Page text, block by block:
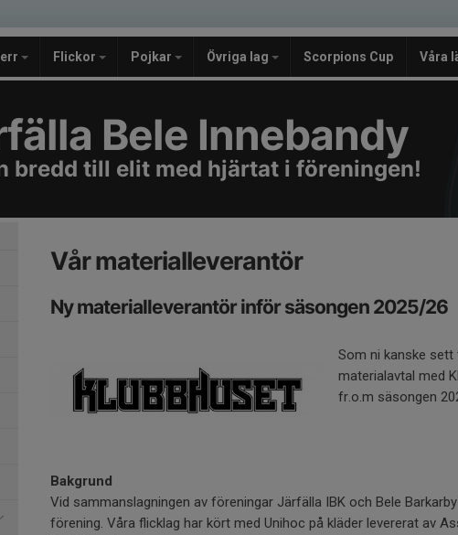
Flickor Pojkar Övriga lag Scorpions Cup Våra
Bele Innebandy
bredd till elit med hjärtat i föreningen!
Vår materialleverantör
Ny materialleverantör inför säsongen 2025/26
Som ni kanske
materialavtal med
fr.o.m säsongen
Bakgrund
Vid sammanslagningen av föreningar Järfälla IBK och Bele
förening. Våra flicklag har kört med Unihoc på kläder levererat av